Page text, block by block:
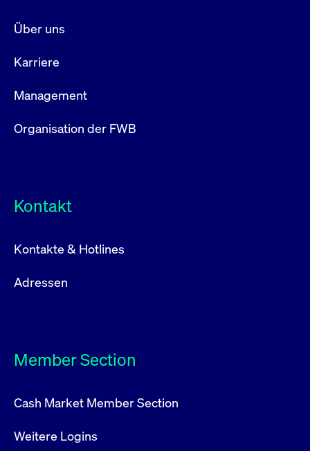
Über uns
Karriere
Management
Organisation der FWB
Kontakt
Kontakte & Hotlines
Adressen
Member Section
Cash Market Member Section
Weitere Logins